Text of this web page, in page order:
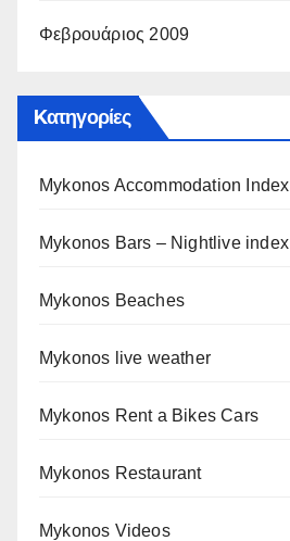
Φεβρουάριος 2009
Kατηγορίες
Mykonos Accommodation Index
Mykonos Bars – Nightlive index
Mykonos Beaches
Mykonos live weather
Mykonos Rent a Bikes Cars
Mykonos Restaurant
Mykonos Videos